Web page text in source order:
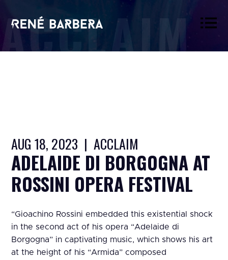
René
ACCLAIM
AUG 18, 2023 | ACCLAIM
ADELAIDE DI BORGOGNA AT
ROSSINI OPERA FESTIVAL
“Gioachino Rossini embedded this existential shock
in the second act of his opera “Adelaide di
Borgogna” in captivating music, which shows his art
at the height of his “Armida” composed